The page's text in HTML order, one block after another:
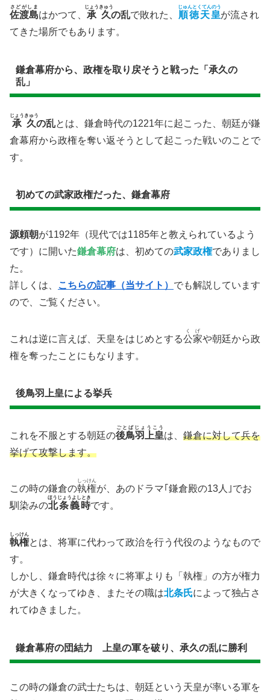
佐渡島
さどがしま
はかつて、 承久
じょうきゅう
の乱で敗れた、 順徳天皇
じゅんとくてんのう
が流され
てきた場所でもあります。
鎌倉幕府から、政権を取り戻そうと戦った「承久の
乱」
承久
じょうきゅう
の乱とは、鎌倉時代の1221年に起こった、朝廷が鎌
倉幕府から政権を奪い返そうとして起こった戦いのことで
す。
初めての武家政権だった、鎌倉幕府
源頼朝が1192年（現代では1185年と教えられているよう
です）に開いた鎌倉幕府は、初めての武家政権でありまし
た。
詳しくは、
こちらの記事（当サイト） でも解説しています
ので、ご覧ください。
これは逆に言えば、天皇をはじめとする公家
くげ
や朝廷から政
権を奪ったことにもなります。
後鳥羽上皇による挙兵
これを不服とする朝廷の後鳥羽上皇
ごとばじょうこう
は、 鎌倉に対して兵を
挙げて攻撃します。
この時の鎌倉の執権
しっけん
が、あのドラマ｢鎌倉殿の13人｣でお
馴染みの北条義時
ほうじょうよしとき
です。
執権
しっけん
とは、将軍に代わって政治を行う代役のようなもので
す。
しかし、鎌倉時代は徐々に将軍よりも「執権」の方が権力
が大きくなってゆき、またその職は北条氏によって独占さ
れてゆきました。
鎌倉幕府の団結力 上皇の軍を破り、承久の乱に勝利
この時の鎌倉の武士たちは、朝廷という天皇が率いる軍を